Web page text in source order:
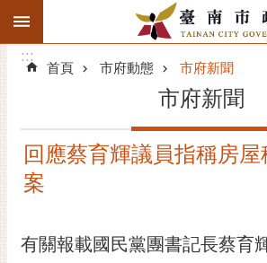
跳到主要內容區塊
搜
階
精彩府城
市府團隊
:::
:::
首頁 市府動態 市府新聞
市府新聞
回應蔡育輝議員指稱房
案
有關報載國民黨團書記長蔡育